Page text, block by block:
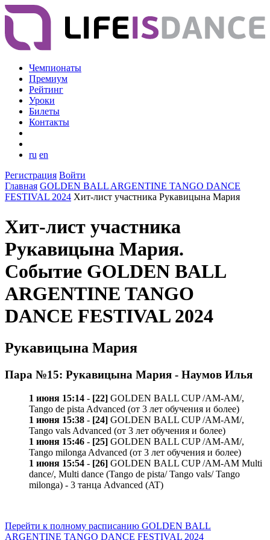
Чемпионаты
Премиум
Рейтинг
Уроки
Билеты
Контакты
ru en
Регистрация Войти
Главная GOLDEN BALL ARGENTINE TANGO DANCE
FESTIVAL 2024 Хит-лист участника Рукавицына Мария
Хит-лист участника
Рукавицына Мария.
Событие GOLDEN BALL
ARGENTINE TANGO
DANCE FESTIVAL 2024
Рукавицына Мария
Пара №15: Рукавицына Мария - Наумов Илья
1 июня 15:14 - [22] GOLDEN BALL CUP /AM-AM/,
Tango de pista Advanced (от 3 лет обучения и более)
1 июня 15:38 - [24] GOLDEN BALL CUP /AM-AM/,
Tango vals Advanced (от 3 лет обучения и более)
1 июня 15:46 - [25] GOLDEN BALL CUP /AM-AM/,
Tango milonga Advanced (от 3 лет обучения и более)
1 июня 15:54 - [26] GOLDEN BALL CUP /AM-AM Multi
dance/, Multi dance (Tango de pista/ Tango vals/ Tango
milonga) - 3 танца Advanced (AT)
Перейти к полному расписанию GOLDEN BALL
ARGENTINE TANGO DANCE FESTIVAL 2024